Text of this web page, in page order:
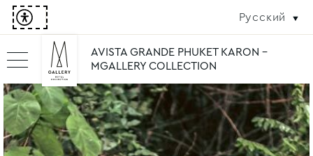
Русский
AVISTA GRANDE PHUKET KARON -
MGALLERY COLLECTION